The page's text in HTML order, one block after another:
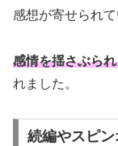
感想が寄せられて
感情を揺さぶら
れました。
続編やスピ